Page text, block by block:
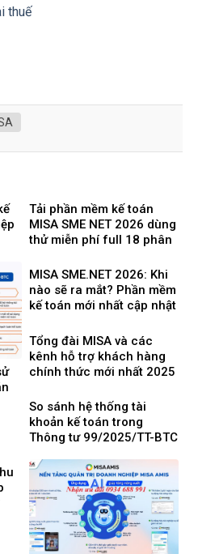
thuế
Tải phần mềm kế toán
MISA SME NET 2026 dùng
thử miễn phí full 18 phân
MISA SME.NET 2026: Khi
nào sẽ ra mắt? Phần mềm
kế toán mới nhất cập nhật
TT200
Tổng đài MISA và các
kênh hỗ trợ khách hàng
chính thức mới nhất 2025
So sánh hệ thống tài
khoản kế toán trong
Thông tư 99/2025/TT-BTC
BTC